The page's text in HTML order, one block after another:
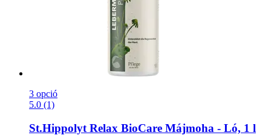
3 opció
5.0 (1)
St.Hippolyt Relax BioCare Májmoha -​ Ló, 1 l